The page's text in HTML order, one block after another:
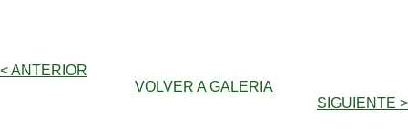
< ANTERIOR
VOLVER A GALERIA
SIGUIENTE >